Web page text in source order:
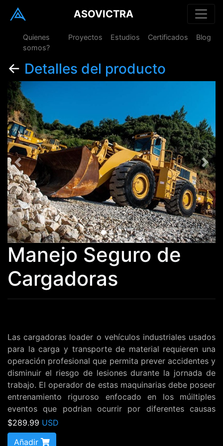
ASOVICTRA
Quienes
somos?
Proyectos Estudios Certificados Blog
← Detalles del producto
Previous Next
Manejo Seguro de
Cargadoras
Las cargadoras loader o vehículos industriales usados
para la carga y transporte de material requieren una
operación profesional que permita prever accidentes y
disminuir el riesgo de lesiones durante la jornada de
trabajo. El operador de estas maquinarias debe poseer
entrenamiento riguroso enfocado en los múiltiples
eventos que podrian ocurrir por diferentes causas
derivadas de la maquinaria, el ambiente, el sistema, los
trabajadores, el material, etc. Este curso se compone
$289.99 USD
Añadir